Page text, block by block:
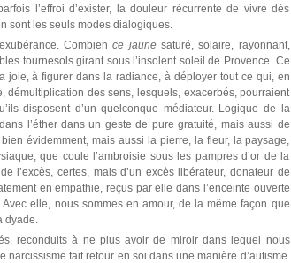
l’effroi d’exister, la douleur récurrente de vivre dès
sont les seuls modes dialogiques.
Combience jaunesaturé, solaire, rayonnant,
tournesols girant sous l’insolent soleil de Provence. Ce
joie, à figurer dans la radiance, à déployer tout ce qui, en
des sens, lesquels, exacerbés, pourraient
disposent d’un quelconque médiateur. Logique de la
l’éther dans un geste de pure gratuité, mais aussi de
évidemment, mais aussi la pierre, la fleur, la paysage,
que coule l’ambroisie sous les pampres d’or de la
l’excès, certes, mais d’un excès libérateur, donateur de
en empathie, reçus par elle dans l’enceinte ouverte
elle, nous sommes en amour, de la même façon que
dyade.
reconduits à ne plus avoir de miroir dans lequel nous
fait retour en soi dans une manière d’autisme.